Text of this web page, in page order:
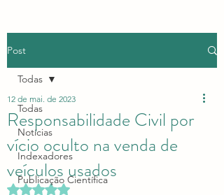
Post
Todas
Notícias
Indexadores
Publicação Científica
Todas
Responsabilidade Civil por
vício oculto na venda de
veículos usados
12 de mai. de 2023
Avaliado com NaN de 5 estrelas.